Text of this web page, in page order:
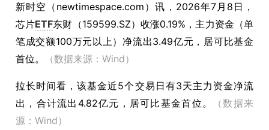
新时空（ newtimespace.com ）讯， 2026年7月8日，
芯片ETF东财（159599.SZ）收涨0.19%，主力资金（单
笔成交额100万元以上）净流出3.49亿元，居可比基金
首位。
（数据来源：Wind）
拉长时间看，该基金近5个交易日有3天主力资金净流
出，合计流出4.82亿元，居可比基金首位。
（数据来
源：Wind）